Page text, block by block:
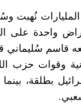
نُهبت
واحدة على
قاسم سُليماني
وقوات حزب
بطلقة،